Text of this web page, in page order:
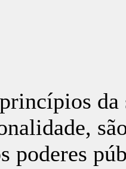
da
poderes